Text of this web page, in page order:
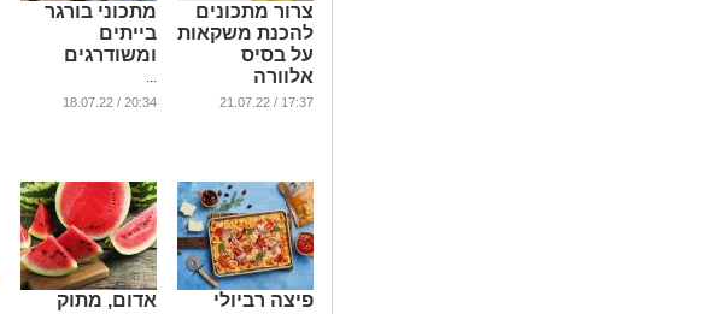
צרור מתכונים
להכנת משקאות
על בסיס
אלוורה
...
17:37 / 21.07.22
מתכוני בורגר
בייתים
ומשודרגים
...
20:34 / 18.07.22
פיצה רביולי
אדום, מתוק